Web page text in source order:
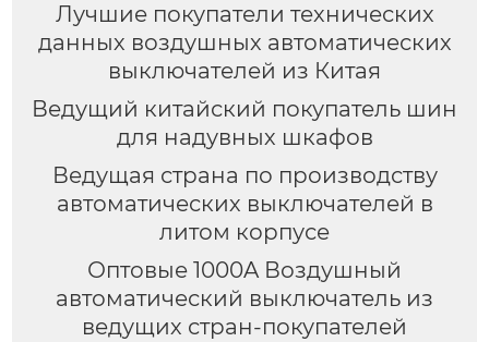
Лучшие покупатели технических
данных воздушных автоматических
выключателей из Китая
Ведущий китайский покупатель шин
для надувных шкафов
Ведущая страна по производству
автоматических выключателей в
литом корпусе
Оптовые 1000A Воздушный
автоматический выключатель из
ведущих стран-покупателей